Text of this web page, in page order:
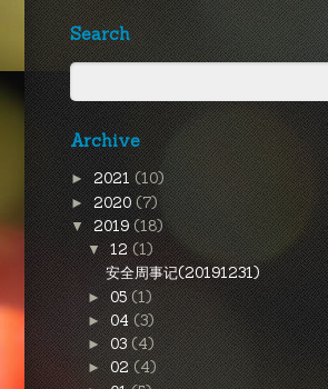
Search
Archive
►2021(10)
►2020(7)
▼2019(18)
▼12(1)
安全周事记(20191231)
►05(1)
►04(3)
►03(4)
►02(4)